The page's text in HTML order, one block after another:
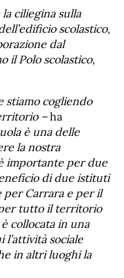
ciliegina sulla
scolastico,
dal
il Polo scolastico,
stiamo cogliendo
–ha
è una delle
la nostra
importante per due
di due istituti
Carrara e per il
per tutto il territorio
collocata in una
sociale
in altri luoghi la